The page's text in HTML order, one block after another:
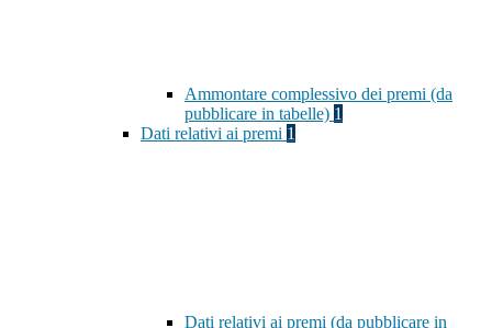
Ammontare complessivo dei premi (da
pubblicare in tabelle) 1
Dati relativi ai premi 1
Dati relativi ai premi (da pubblicare in